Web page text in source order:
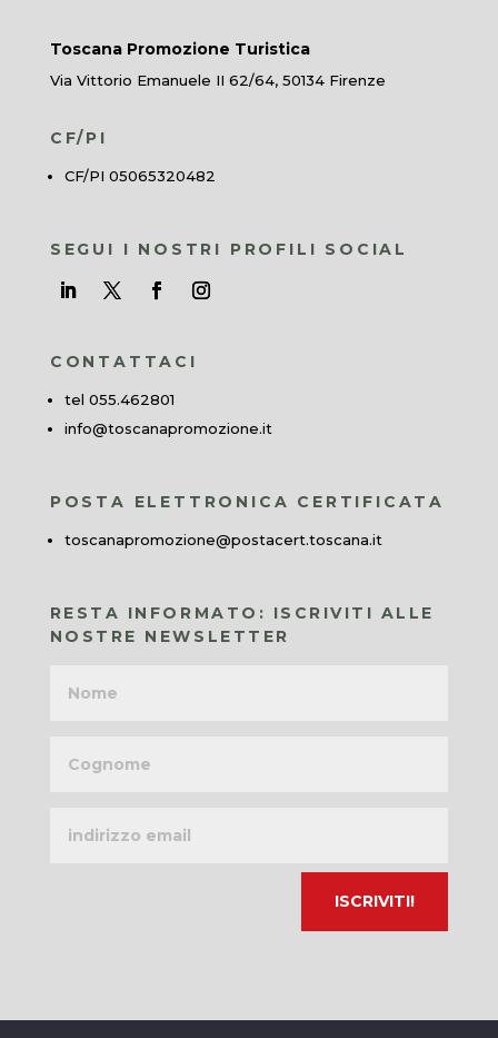
Toscana Promozione Turistica
Via Vittorio Emanuele II 62/64, 50134 Firenze
CF/PI
CF/PI 05065320482
SEGUI I NOSTRI PROFILI SOCIAL
CONTATTACI
tel 055.462801
info@toscanapromozione.it
POSTA ELETTRONICA CERTIFICATA
toscanapromozione@postacert.toscana.it
RESTA INFORMATO: ISCRIVITI ALLE
NOSTRE NEWSLETTER
email